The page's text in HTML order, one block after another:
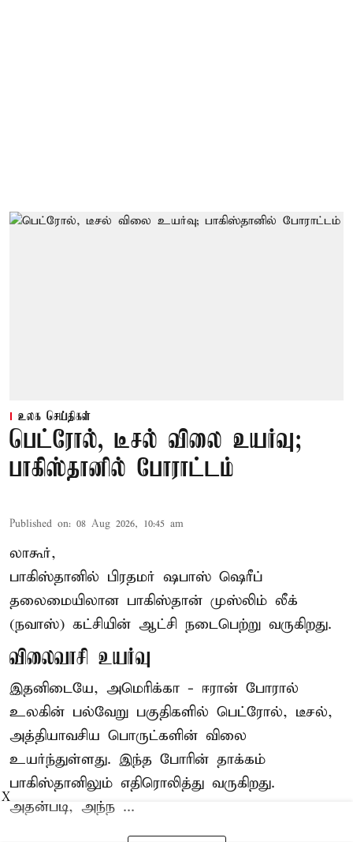
உலக செய்திகள்
பெட்ரோல், டீசல் விலை உயர்வு;
பாகிஸ்தானில் போராட்டம்
Published on: 08 Aug 2026, 10:45 am
லாகூர்,
பாகிஸ்தானில் பிரதமர் ஷபாஸ் ஷெரீப்
தலைமையிலான பாகிஸ்தான் முஸ்லிம் லீக்
(நவாஸ்) கட்சியின் ஆட்சி நடைபெற்று வருகிறது.
விலைவாசி உயர்வு
இதனிடையே, அமெரிக்கா - ஈரான் போரால்
உலகின் பல்வேறு பகுதிகளில் பெட்ரோல், டீசல்,
அத்தியாவசிய பொருட்களின் விலை
உயர்ந்துள்ளது. இந்த போரின் தாக்கம்
பாகிஸ்தானிலும் எதிரொலித்து வருகிறது.
அதன்படி, அந்ந ...
X